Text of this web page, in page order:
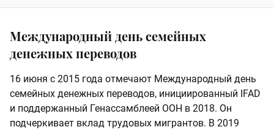
Международный день семейных
денежных переводов
16 июня с 2015 года отмечают Международный день
семейных денежных переводов, инициированный IFAD
и поддержанный Генассамблеей ООН в 2018. Он
подчеркивает вклад трудовых мигрантов. В 2019